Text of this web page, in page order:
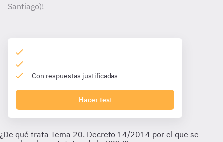
Santiago)!
Con respuestas justificadas
Hacer test